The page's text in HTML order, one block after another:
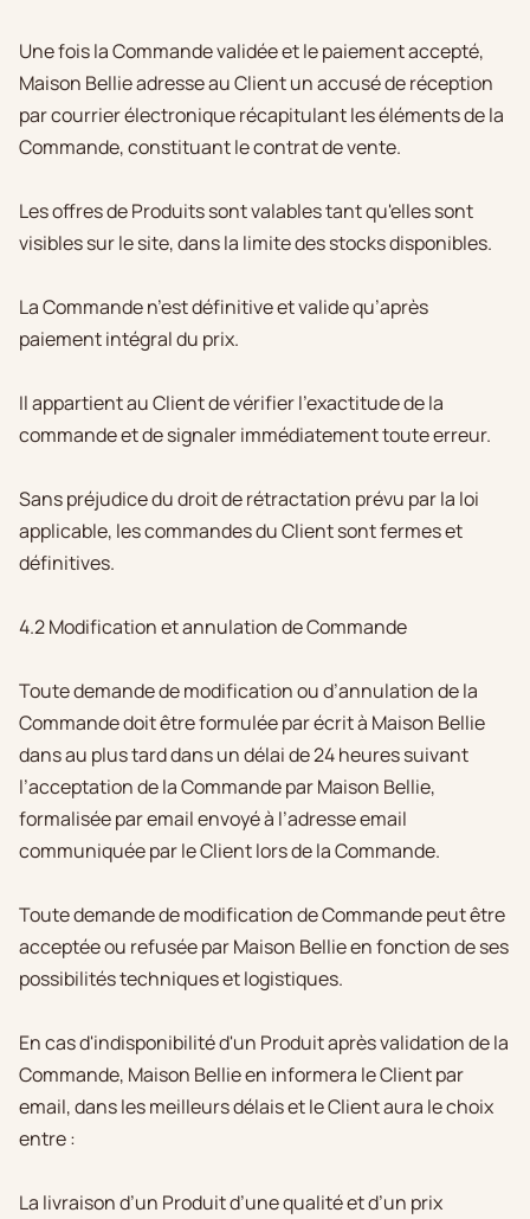
Une fois la Commande validée et le paiement accepté,
Maison Bellie adresse au Client un accusé de réception
par courrier électronique récapitulant les éléments de la
Commande, constituant le contrat de vente.
Les offres de Produits sont valables tant qu'elles sont
visibles sur le site, dans la limite des stocks disponibles.
La Commande n’est définitive et valide qu’après
paiement intégral du prix.
Il appartient au Client de vérifier l'exactitude de la
commande et de signaler immédiatement toute erreur.
Sans préjudice du droit de rétractation prévu par la loi
applicable, les commandes du Client sont fermes et
définitives.
4.2 Modification et annulation de Commande
Toute demande de modification ou d’annulation de la
Commande doit être formulée par écrit à Maison Bellie
dans au plus tard dans un délai de 24 heures suivant
l’acceptation de la Commande par Maison Bellie,
formalisée par email envoyé à l’adresse email
communiquée par le Client lors de la Commande.
Toute demande de modification de Commande peut être
acceptée ou refusée par Maison Bellie en fonction de ses
possibilités techniques et logistiques.
En cas d'indisponibilité d'un Produit après validation de la
Commande, Maison Bellie en informera le Client par
email, dans les meilleurs délais et le Client aura le choix
entre :
La livraison d’un Produit d’une qualité et d’un prix